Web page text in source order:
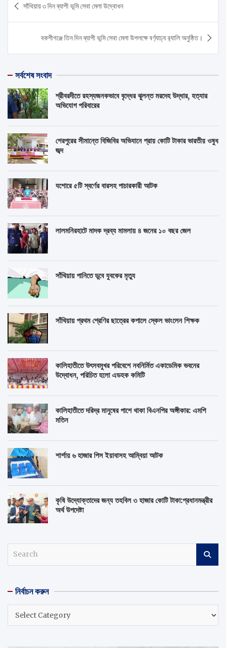
navigation
সাঁথিয়ায় ৩ দিন ব্যাপী ভূমি সেবা মেলা উদ্বোধন
বকশীগঞ্জে তিন দিন ব্যাপী ভূমি সেবা মেলা উপলক্ষে বর্ণ্যাঢ্য র‌্যালি অনুষ্ঠিত।
সর্বশেষ সংবাদ
শ্রীবরদীতে রহস্যজনকভাবে বৃদ্ধের ঝুলন্ত মরদেহ উদ্ধার, হত্যার
অভিযোগ পরিবারের
শেরপুরের সীমান্তে বিজিবির অভিযানে প্রায় কোটি টাকার ভারতীয় ওষুধ
জব্দ
যশোরে ৫টি স্বর্ণের বারসহ পাচারকারী আটক
লালমনিরহাটে মাদক দ্রব্য মামলায় ৪ জনের ১০ বছর জেল
সাঁথিয়ায় পানিতে ডুবে যুবকের মৃত্যু
সাঁথিয়ায় প্রথম শ্রেণির ছাত্রের কপালে স্কেল ভাংলেন শিক্ষক
কালিহাতীতে উৎসবমুখর পরিবেশে নবনির্মিত একাডেমিক ভবনের
উদ্বোধন, পরিচিত হলো এডহক কমিটি
কালিহাতীতে দরিদ্র মানুষের পাশে থাকা বিএনপির অঙ্গীকার: এমপি
মতিন
শার্শায় ৬ হাজার পিস ইয়াবাসহ আম্বিয়া আটক
কৃষি উদ্যোক্তাদের জন্য তহবিল ৩ হাজার কোটি টাকা:প্রধানমন্ত্রীর
অর্থ উপদেষ্টা
c
h
নির্বাচন করুন
করুন